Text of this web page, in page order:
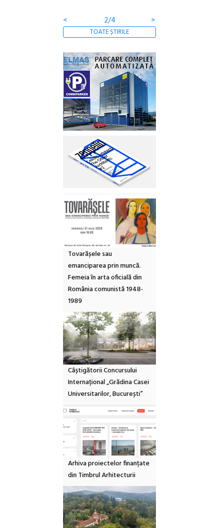
< 2/4 >
TOATE ȘTIRILE
Tovarășele sau
emanciparea prin muncă.
Femeia în arta oficială din
România comunistă 1948-
1989
Câștigătorii Concursului
Internațional „Grădina Casei
Universitarilor, București”
Arhiva proiectelor finanțate
din Timbrul Arhitecturii